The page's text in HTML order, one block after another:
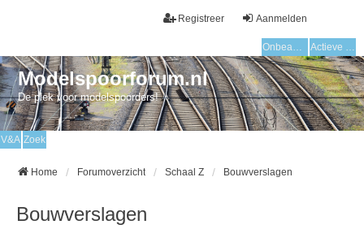
Aanmelden
Registreer
Onbeantwoorde onderwerpen Actieve onderwerpen
Modelspoorforum.nl
De plek voor modelspoorders!
V&A Zoek
Home Forumoverzicht Schaal Z Bouwverslagen
Bouwverslagen